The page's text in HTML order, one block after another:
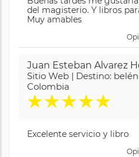
del magisterio. Y libros
Muy amables
Juan Esteban Alvarez
Sitio Web | Destino:
Colombia
★★★★★
Excelente servicio y libro